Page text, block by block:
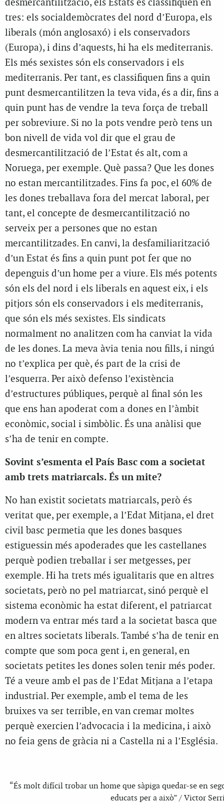
desmercantilització, els Estats es classifiquen en
tres: els socialdemòcrates del nord d’Europa, els
liberals (món anglosaxó) i els conservadors
(Europa), i dins d’aquests, hi ha els mediterranis.
Els més sexistes són els conservadors i els
mediterranis. Per tant, es classifiquen fins a quin
punt desmercantilitzen la teva vida, és a dir, fins a
quin punt has de vendre la teva força de treball
per sobreviure. Si no la pots vendre però tens un
bon nivell de vida vol dir que el grau de
desmercantilització de l’Estat és alt, com a
Noruega, per exemple. Què passa? Que les dones
no estan mercantilitzades. Fins fa poc, el 60% de
les dones treballava fora del mercat laboral, per
tant, el concepte de desmercantilització no
serveix per a persones que no estan
mercantilitzades. En canvi, la desfamiliarització
d’un Estat és fins a quin punt pot fer que no
depenguis d’un home per a viure. Els més potents
són els del nord i els liberals en aquest eix, i els
pitjors són els conservadors i els mediterranis,
que són els més sexistes. Els sindicats
normalment no analitzen com ha canviat la vida
de les dones. La meva àvia tenia nou fills, i ningú
no t’explica per què, és part de la crisi de
l’esquerra. Per això defenso l’existència
d’estructures públiques, perquè al final són les
que ens han apoderat com a dones en l’àmbit
econòmic, social i simbòlic. És una anàlisi que
s’ha de tenir en compte.
Sovint s’esmenta el País Basc com a societat
amb trets matriarcals. És un mite?
No han existit societats matriarcals, però és
veritat que, per exemple, a l’Edat Mitjana, el dret
civil basc permetia que les dones basques
estiguessin més apoderades que les castellanes
perquè podien treballar i ser metgesses, per
exemple. Hi ha trets més igualitaris que en altres
societats, però no pel matriarcat, sinó perquè el
sistema econòmic ha estat diferent, el patriarcat
modern va entrar més tard a la societat basca que
en altres societats liberals. També s’ha de tenir en
compte que som poca gent i, en general, en
societats petites les dones solen tenir més poder.
Té a veure amb el pas de l’Edat Mitjana a l’etapa
industrial. Per exemple, amb el tema de les
bruixes va ser terrible, en van cremar moltes
perquè exercien l’advocacia i la medicina, i això
no feia gens de gràcia ni a Castella ni a l’Església.
“És molt difícil trobar un home que sàpiga quedar-se en
educats per a això” / Victor